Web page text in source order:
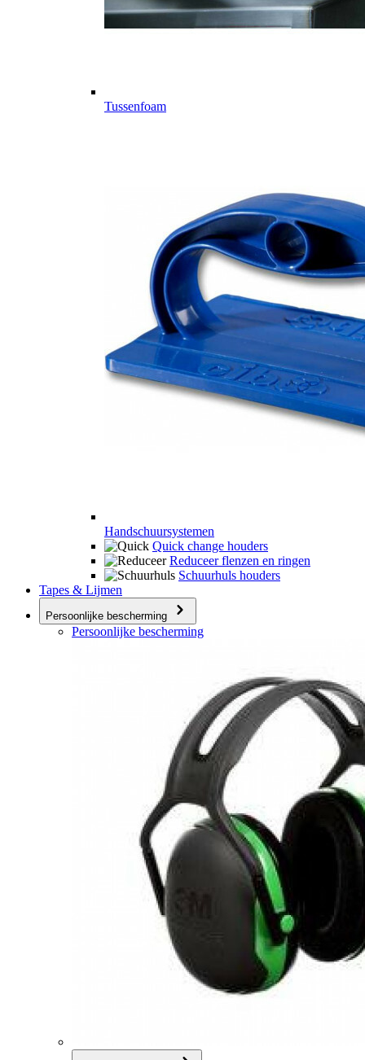
Tussenfoam
Handschuursystemen
Quick change houders
Reduceer flenzen en ringen
Schuurhuls houders
Tapes & Lijmen
Persoonlijke bescherming
Persoonlijke bescherming